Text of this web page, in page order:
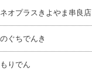
ネオプラスきよやま串良店
のぐちでんき
もりでん